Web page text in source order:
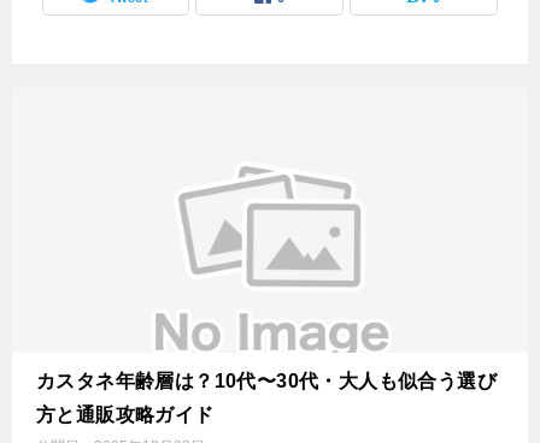
カスタネ年齢層は？10代〜30代・大人も似合う選び
方と通販攻略ガイド